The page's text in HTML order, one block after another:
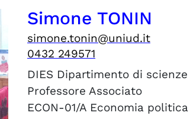
Simone TONIN
simone.tonin@uniud.it
0432 249571
DIES Dipartimento di
Professore Associato
ECON-01/A Economia politica